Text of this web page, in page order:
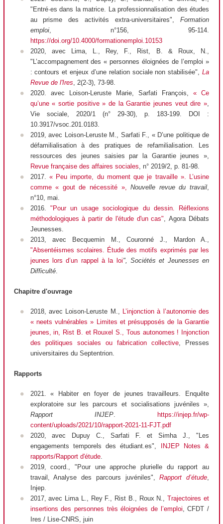
"Entré·es dans la matrice. La professionnalisation des études
au prisme des activités extra-universitaires", Formation
emploi, n°156, 95-114.
https://doi.org/10.4000/formationemploi.10153
2020, avec Lima, L., Rey, F., Rist, B. & Roux, N.,
"L’accompagnement des « personnes éloignées de l’emploi »
: contours et enjeux d’une relation sociale non stabilisée", La
Revue de l'Ires, 2(2-3), 73-98.
2020. avec
Loison-LerusteMarie, Sarfati François, « Ce
qu’une « sortie positive » de la Garantie jeunes veut dire »,
Vie sociale, 2020/1 (n° 29-30), p. 183-199. DOI :
10.3917/vsoc.201.0183.
2019, avec Loison-Leruste M., Sarfati F., « D’une politique de
défamilialisation à des pratiques de refamilialisation. Les
ressources des jeunes saisies par la Garantie jeunes »,
Revue française des affaires sociales, n° 2019/2, p. 81-98.
2017. « Peu importe, du moment que je travaille ». L’usine
comme « gout de nécessité », Nouvelle revue du travail,
n°10, mai.
2016. "Pour un usage sociologique du dessin. Réflexions
méthodologiques à partir de l'étude d'un cas",Agora Débats
Jeunesses.
2013, avec Becquemin M., Couronné J., Mardon A.,
"Absentéismes scolaires. Étude des motifs exprimés par les
jeunes lors d’un rappel à la loi", Sociétés et Jeunesses en
Difficulté.
Chapitre d'ouvrage
2018, avec Loison-Leruste M., L’injonction à l’autonomie des
« neets vulnérables » Limites et présupposés de la Garantie
jeunes, in, Rist B. et Rouxel S., Tous autonomes ! Injonction
des politiques sociales ou fabrication collective,
Presses
universitaires du Septentrion.
Rapports
2021. « Habiter en foyer de jeunes travailleurs. Enquête
exploratoire sur les parcours et socialisations juvéniles »,
Rapport INJEP.
https://injep.fr/wp-
content/uploads/2021/10/rapport-2021-11-FJT.pdf
2020, avec Dupuy C., Sarfati F. et Simha J., "Les
engagements temporels des étudiant.es",
INJEP Notes &
rapports/Rapport d'étude.
2019, coord., "Pour une approche plurielle du rapport au
travail, Analyse des parcours juvéniles",Rapport d’étude,
Injep.
2017, avec Lima L., Rey F., Rist B., Roux N.,Trajectoires et
insertions des personnes très éloignées de l’emploi, CFDT /
Ires / Lise-CNRS, juin